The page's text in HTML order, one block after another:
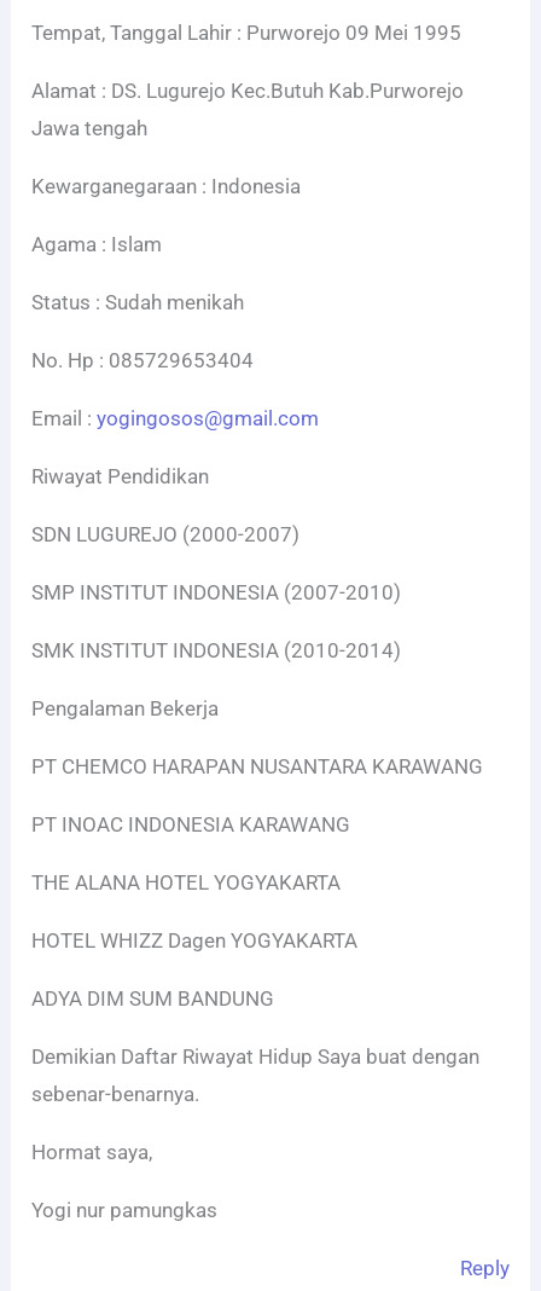
Tempat, Tanggal Lahir : Purworejo 09 Mei 1995
Alamat : DS. Lugurejo Kec.Butuh Kab.Purworejo
Jawa tengah
Kewarganegaraan : Indonesia
Agama : Islam
Status : Sudah menikah
No. Hp : 085729653404
Email :yogingosos@gmail.com
Riwayat Pendidikan
SDN LUGUREJO (2000-2007)
SMP INSTITUT INDONESIA (2007-2010)
SMK INSTITUT INDONESIA (2010-2014)
Pengalaman Bekerja
PT CHEMCO HARAPAN NUSANTARA KARAWANG
PT INOAC INDONESIA KARAWANG
THE ALANA HOTEL YOGYAKARTA
HOTEL WHIZZ Dagen YOGYAKARTA
ADYA DIM SUM BANDUNG
Demikian Daftar Riwayat Hidup Saya buat dengan
sebenar-benarnya.
Hormat saya,
Yogi nur pamungkas
Reply